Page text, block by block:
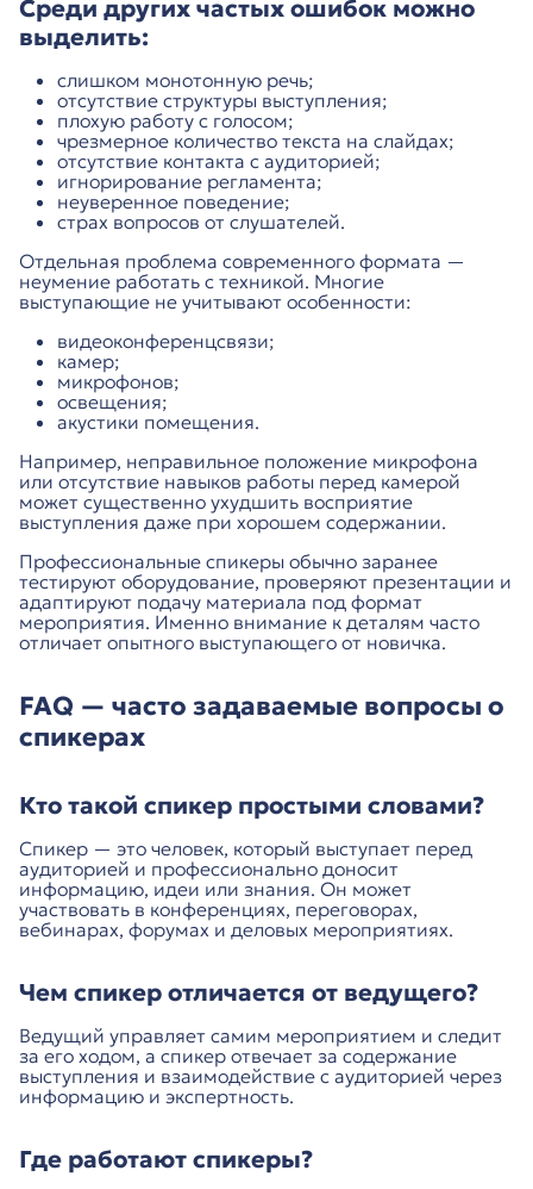
Среди других частых ошибок можно
выделить:
слишком монотонную речь;
отсутствие структуры выступления;
плохую работу с голосом;
чрезмерное количество текста на слайдах;
отсутствие контакта с аудиторией;
игнорирование регламента;
неуверенное поведение;
страх вопросов от слушателей.
Отдельная проблема современного формата —
неумение работать с техникой. Многие
выступающие не учитывают особенности:
видеоконференцсвязи;
камер;
микрофонов;
освещения;
акустики помещения.
Например, неправильное положение микрофона
или отсутствие навыков работы перед камерой
может существенно ухудшить восприятие
выступления даже при хорошем содержании.
Профессиональные спикеры обычно заранее
тестируют оборудование, проверяют презентации и
адаптируют подачу материала под формат
мероприятия. Именно внимание к деталям часто
отличает опытного выступающего от новичка.
FAQ — часто задаваемые вопросы о
спикерах
Кто такой спикер простыми словами?
Спикер — это человек, который выступает перед
аудиторией и профессионально доносит
информацию, идеи или знания. Он может
участвовать в конференциях, переговорах,
вебинарах, форумах и деловых мероприятиях.
Чем спикер отличается от ведущего?
Ведущий управляет самим мероприятием и следит
за его ходом, а спикер отвечает за содержание
выступления и взаимодействие с аудиторией через
информацию и экспертность.
Где работают спикеры?